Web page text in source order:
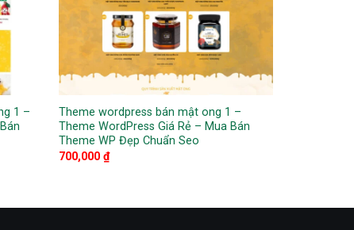
1 –
Theme wordpress bán mật ong 1 –
Theme WordPress Giá Rẻ – Mua Bán
Theme WP Đẹp Chuẩn Seo
700,000 ₫